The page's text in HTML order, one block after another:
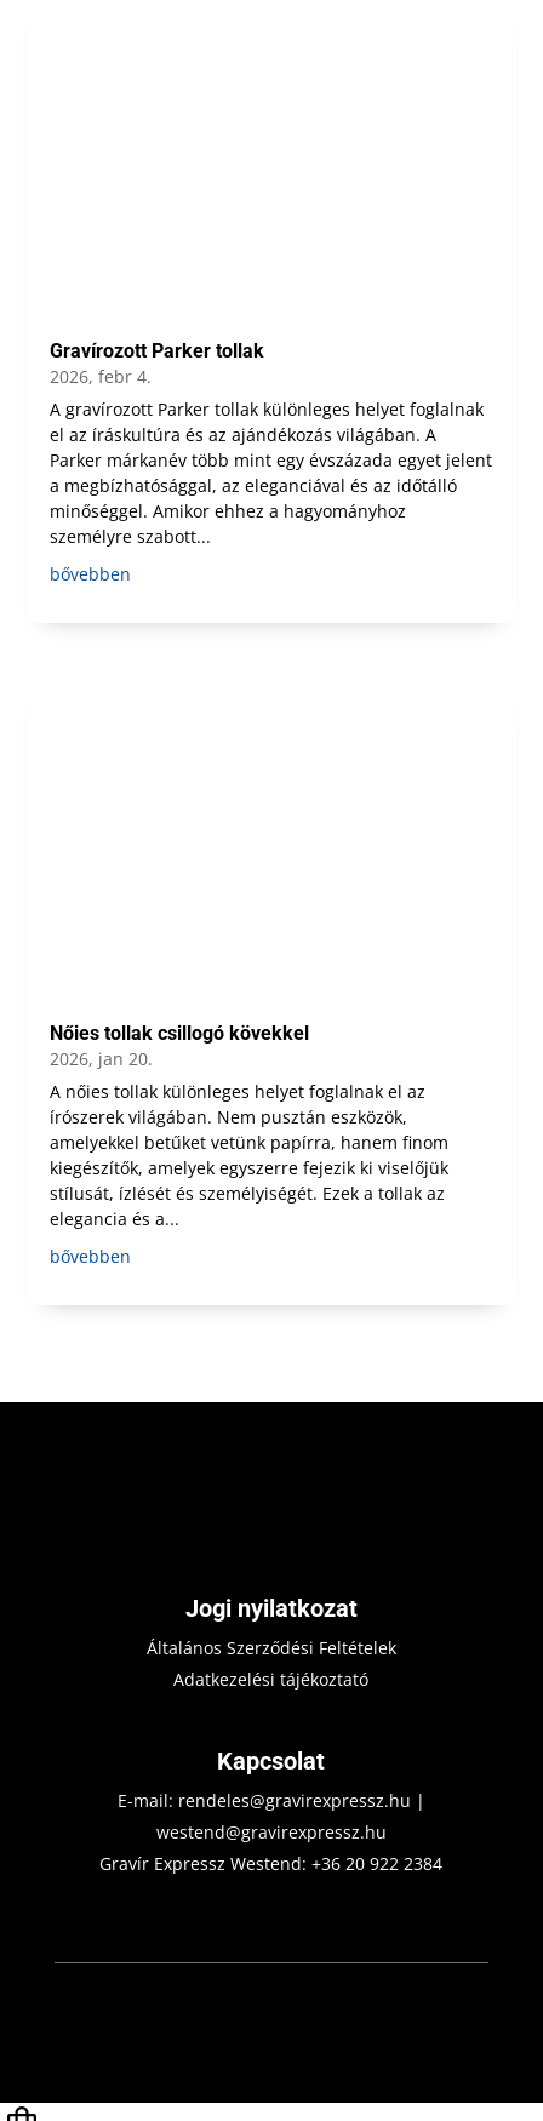
Gravírozott Parker tollak
2026, febr 4.
A gravírozott Parker tollak különleges helyet foglalnak
el az íráskultúra és az ajándékozás világában. A
Parker márkanév több mint egy évszázada egyet jelent
a megbízhatósággal, az eleganciával és az időtálló
minőséggel. Amikor ehhez a hagyományhoz
személyre szabott...
bővebben
Nőies tollak csillogó kövekkel
2026, jan 20.
A nőies tollak különleges helyet foglalnak el az
írószerek világában. Nem pusztán eszközök,
amelyekkel betűket vetünk papírra, hanem finom
kiegészítők, amelyek egyszerre fejezik ki viselőjük
stílusát, ízlését és személyiségét. Ezek a tollak az
elegancia és a...
bővebben
Jogi nyilatkozat
Általános Szerződési Feltételek
Adatkezelési tájékoztató
Kapcsolat
E-mail: rendeles@gravirexpressz.hu |
westend@gravirexpressz.hu
Gravír Expressz Westend:+36 20 922 2384